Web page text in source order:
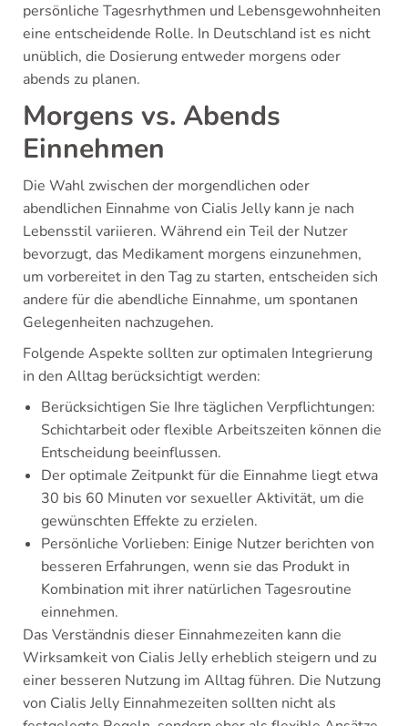
persönliche Tagesrhythmen und Lebensgewohnheiten
eine entscheidende Rolle. In Deutschland ist es nicht
unüblich, die Dosierung entweder morgens oder
abends zu planen.
Morgens vs. Abends
Einnehmen
Die Wahl zwischen der morgendlichen oder
abendlichen Einnahme von Cialis Jelly kann je nach
Lebensstil variieren. Während ein Teil der Nutzer
bevorzugt, das Medikament morgens einzunehmen,
um vorbereitet in den Tag zu starten, entscheiden sich
andere für die abendliche Einnahme, um spontanen
Gelegenheiten nachzugehen.
Folgende Aspekte sollten zur optimalen Integrierung
in den Alltag berücksichtigt werden:
Berücksichtigen Sie Ihre täglichen Verpflichtungen:
Schichtarbeit oder flexible Arbeitszeiten können die
Entscheidung beeinflussen.
Der optimale Zeitpunkt für die Einnahme liegt etwa
30 bis 60 Minuten vor sexueller Aktivität, um die
gewünschten Effekte zu erzielen.
Persönliche Vorlieben: Einige Nutzer berichten von
besseren Erfahrungen, wenn sie das Produkt in
Kombination mit ihrer natürlichen Tagesroutine
einnehmen.
Das Verständnis dieser Einnahmezeiten kann die
Wirksamkeit von Cialis Jelly erheblich steigern und zu
einer besseren Nutzung im Alltag führen. Die Nutzung
von Cialis Jelly Einnahmezeiten sollten nicht als